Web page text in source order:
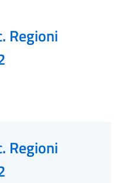
Regioni
Regioni